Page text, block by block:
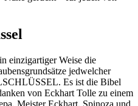
einzigartiger Weise die
jedwelcher
Es ist die Bibel
von Eckhart Tolle zu einem
Meister Eckhart, Spinoza und